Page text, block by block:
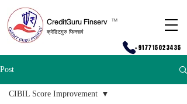
CreditGuru Finserv
क्रेडिटगुरु फिनसर्व
TM
+917715023435
Post
CIBIL Score Improvement